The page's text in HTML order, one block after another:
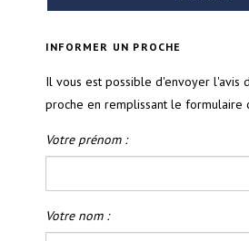
INFORMER UN PROCHE
Il vous est possible d'envoyer l'avis
proche en remplissant le formulaire
Votre prénom :
Votre nom :